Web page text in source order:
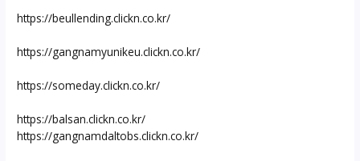
https://beullending.clickn.co.kr/
https://gangnamyunikeu.clickn.co.kr/
https://someday.clickn.co.kr/
https://balsan.clickn.co.kr/
https://gangnamdaltobs.clickn.co.kr/